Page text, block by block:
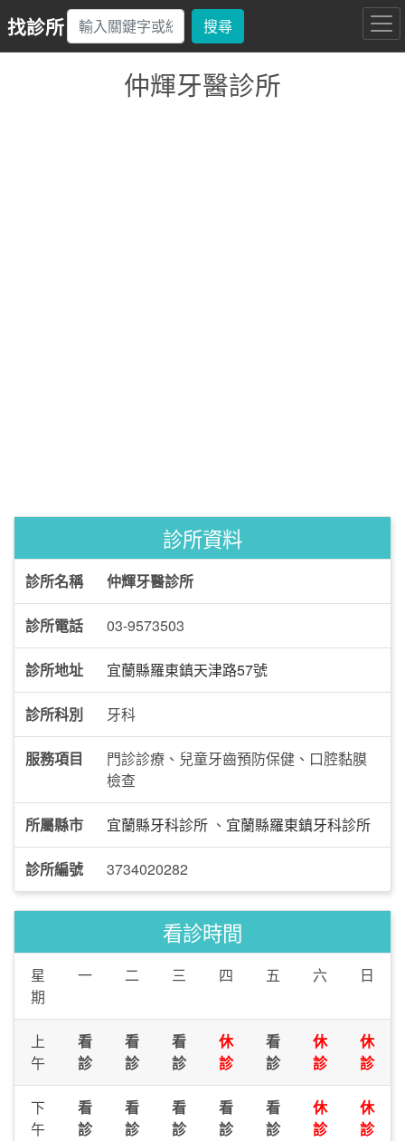
找診所 搜尋
仲輝牙醫診所
診所資料
診所名稱 仲輝牙醫診所
診所電話 03-9573503
診所地址 宜蘭縣羅東鎮天津路57號
診所科別 牙科
服務項目
門診診療、兒童牙齒預防保健、口腔黏膜
檢查
所屬縣市 宜蘭縣牙科診所 、 宜蘭縣羅東鎮牙科診所
診所編號 3734020282
看診時間
星
期
一 二 三 四 五 六 日
上
午
看
診
看
診
看
診
休
診
看
診
休
診
休
診
下
午
看
診
看
診
看
診
看
診
看
診
休
診
休
診